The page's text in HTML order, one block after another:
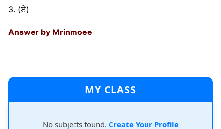
3. (ਏ)
Answer by Mrinmoee
MY CLASS
No subjects found. Create Your Profile